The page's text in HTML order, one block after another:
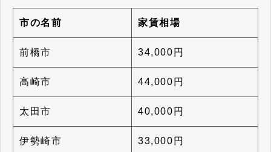
市の名前 家賃相場
前橋市 34,000円
高崎市 44,000円
太田市 40,000円
伊勢崎市 33,000円